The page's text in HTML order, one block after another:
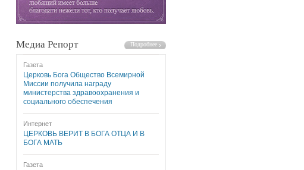
Медиа Репорт
Газета
Церковь Бога Общество Всемирной
Миссии получила награду
министерства здравоохранения и
социального обеспечения
Интернет
ЦЕРКОВЬ ВЕРИТ В БОГА ОТЦА И В
БОГА МАТЬ
Газета